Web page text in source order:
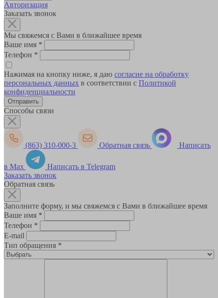
Авторизация
Заказать звонок
Мы свяжемся с Вами в ближайшее время
Ваше имя *
Телефон *
Нажимая на кнопку ниже, я даю согласие на обработку
персональных данных в соответствии с Политикой
конфиденциальности
Способы связи
(863) 310-000-3 Обратная связь Написать
в Max
Написать в Telegram
Заказать звонок
Обратная связь
Заполните форму, и мы свяжемся с Вами в ближайшее время
Ваше имя *
Телефон *
E-mail
Тип обращения *